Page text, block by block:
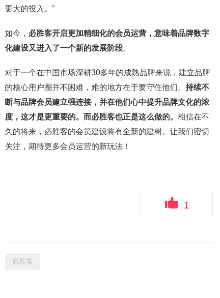
更大的投入。”
如今， 必胜客开启更加精细化的会员运营，意味着品牌数字
化建设又进入了一个新的发展阶段。
对于一个在中国市场深耕30多年的成熟品牌来说，建立品牌
的核心用户圈并不困难，难的地方在于要守住他们。 持续不
断与品牌会员建立强连接，并在他们心中提升品牌文化的浓
度，这才是更重要的。而必胜客也正是这么做的。 相信在不
久的将来，必胜客的会员建设将有全新的建树。让我们密切
关注，期待更多会员运营的新玩法！
1
必胜客